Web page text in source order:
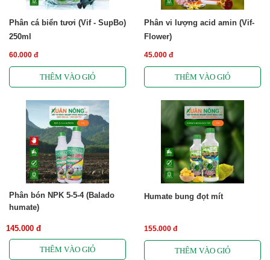
Phân cá biển tươi (Vif - SupBo)
250ml
60.000 đ
Phân vi lượng acid amin (Vif-
Flower)
45.000 đ
Phân bón NPK 5-5-4 (Balado
humate)
145.000 đ
Humate bung đọt mít
155.000 đ